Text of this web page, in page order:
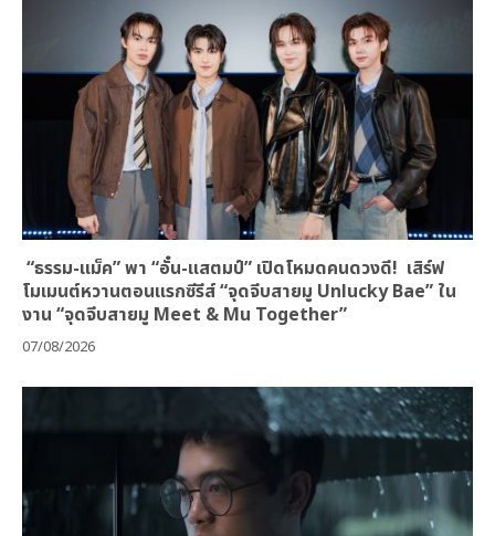
“ธรรม-แม็ค” พา “อั๋น-แสตมป์” เปิดโหมดคนดวงดี! เสิร์ฟ
โมเมนต์หวานตอนแรกซีรีส์ “จุดจีบสายมู Unlucky Bae” ใน
งาน “จุดจีบสายมู Meet & Mu Together”
07/08/2026